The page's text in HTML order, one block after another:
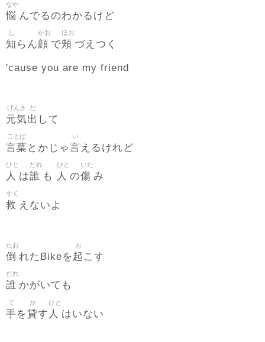
悩
なや
んでるのわかるけど
知
し
らん顔
かお
で頬
ほお
づえつく
'cause you are my friend
元気
げんき
出
だ
して
言葉
ことば
とかじゃ言
い
えるけれど
人
ひと
は誰
だれ
も 人
ひと
の傷
いた
み
救
すく
えないよ
倒
たお
れたBikeを起
お
こす
誰
だれ
かがいても
手
て
を貸
か
す 人
ひと
はいない